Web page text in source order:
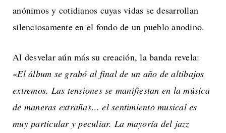
anónimos y cotidianos cuyas vidas se desarrollan
silenciosamente en el fondo de un pueblo anodino.
Al desvelar aún más su creación, la banda revela:
«El álbum se grabó al final de un año de altibajos
extremos. Las tensiones se manifiestan en la música
de maneras extrañas… el sentimiento musical es
muy particular y peculiar. La mayoría del jazz